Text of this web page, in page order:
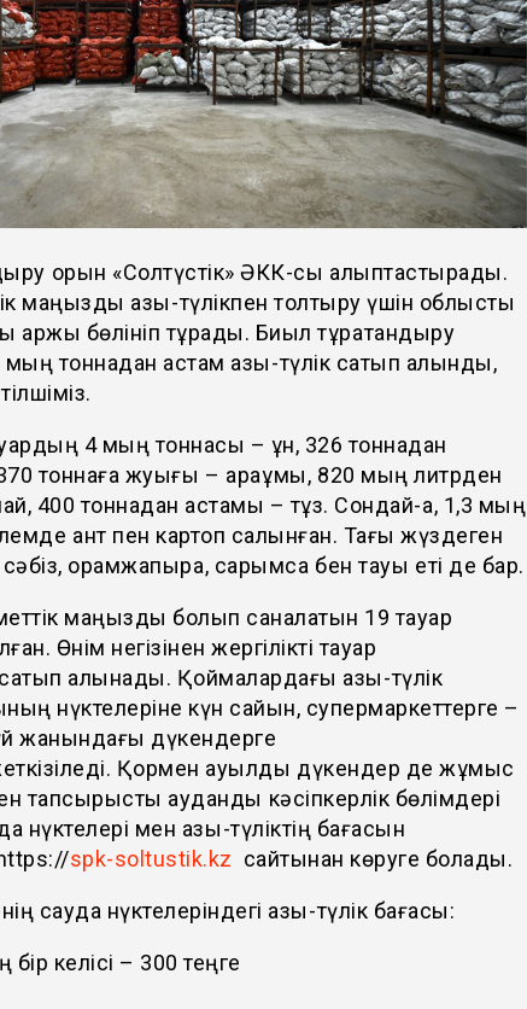
қорын «Солтүстік» ӘКК-сы қалыптастырады.
маңызды азық-түлікпен толтыру үшін облыстық
қаржы бөлініп тұрады. Биыл тұрақтандыру
тоннадан астам азық-түлік сатып алынды,
4 мың тоннасы – ұн, 326 тоннадан
тоннаға жуығы – қарақұмық, 820 мың литрден
400 тоннадан астамы – тұз. Сондай-ақ, 1,3 мың
қант пен картоп салынған. Тағы жүздеген
орамжапырақ, сарымсақ бен тауық еті де бар.
маңызды болып саналатын 19 тауар
Өнім негізінен жергілікті тауар
алынады. Қоймалардағы азық-түлік
нүктелеріне күн сайын, супермаркеттерге –
жанындағы дүкендерге
Қормен ауылдық дүкендер де жұмыс
тапсырысты аудандық кәсіпкерлік бөлімдері
нүктелері мен азық-түліктің бағасын
spk-soltustik.kz сайтынан көруге болады.
сауда нүктелеріндегі азық-түлік бағасы:
бір келісі – 300 теңге